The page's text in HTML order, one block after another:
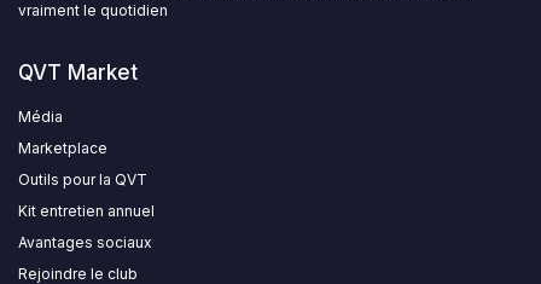
vraiment le quotidien
QVT Market
Média
Marketplace
Outils pour la QVT
Kit entretien annuel
Avantages sociaux
Rejoindre le club